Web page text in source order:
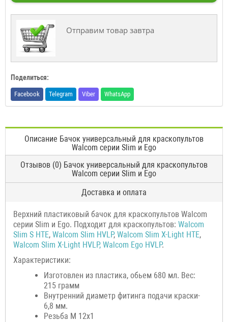
Отправим товар завтра
Поделиться:
Facebook Telegram Viber WhatsApp
Описание Бачок универсальный для краскопультов
Walcom серии Slim и Ego
Отзывов (0) Бачок универсальный для краскопультов
Walcom серии Slim и Ego
Доставка и оплата
Верхний пластиковый бачок для краскопультов Walcom
серии Slim и Ego. Подходит для краскопультов: Walcom
Slim S HTE, Walcom Slim HVLP, Walcom Slim X-Light HTE,
Walcom Slim X-Light HVLP, Walcom Ego HVLP.
Характеристики:
Изготовлен из пластика, обьем 680 мл. Вес:
215 грамм
Внутренний диаметр фитинга подачи краски-
6,8 мм.
Резьба М 12х1